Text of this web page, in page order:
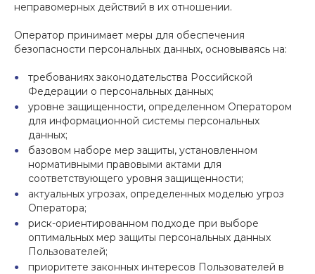
неправомерных действий в их отношении.
Оператор принимает меры для обеспечения
безопасности персональных данных, основываясь на:
требованиях законодательства Российской
Федерации о персональных данных;
уровне защищенности, определенном Оператором
для информационной системы персональных
данных;
базовом наборе мер защиты, установленном
нормативными правовыми актами для
соответствующего уровня защищенности;
актуальных угрозах, определенных моделью угроз
Оператора;
риск-ориентированном подходе при выборе
оптимальных мер защиты персональных данных
Пользователей;
приоритете законных интересов Пользователей в